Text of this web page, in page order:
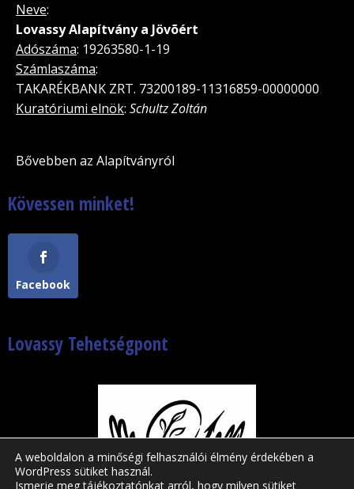
Neve:
Lovassy Alapítvány a Jövõért
Adószáma: 19263580-1-19
Számlaszáma:
TAKARÉKBANK ZRT. 73200189-11316859-00000000
Kuratóriumi elnök: Schultz Zoltán
Bővebben az Alapítványról
Kövessen minket!
Facebook
Lovassy Tehetségpont
A weboldalon a minőségi felhasználói élmény érdekében a
WordPress sütiket használ.
Ismerje meg tájékoztatónkat arról, hogy milyen sütiket